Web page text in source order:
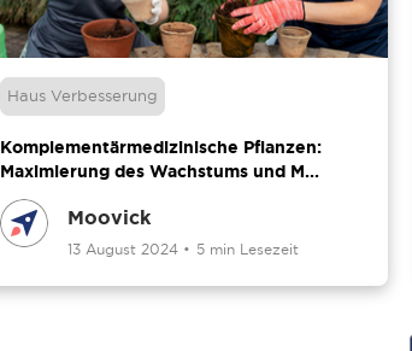
Haus Verbesserung
Komplementärmedizinische Pflanzen:
Maximierung des Wachstums und M...
Moovick
13 August 2024 • 5 min Lesezeit